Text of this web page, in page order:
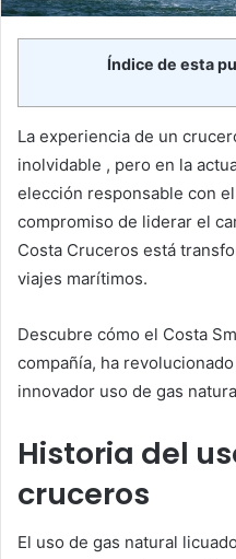
Índice de esta
La experiencia de un
inolvidable , pero en la
elección responsable con
compromiso de liderar el
Costa Cruceros está
viajes marítimos.
Descubre cómo el Costa
compañía, ha
innovador uso de gas
Historia del
cruceros
El uso de gas natural